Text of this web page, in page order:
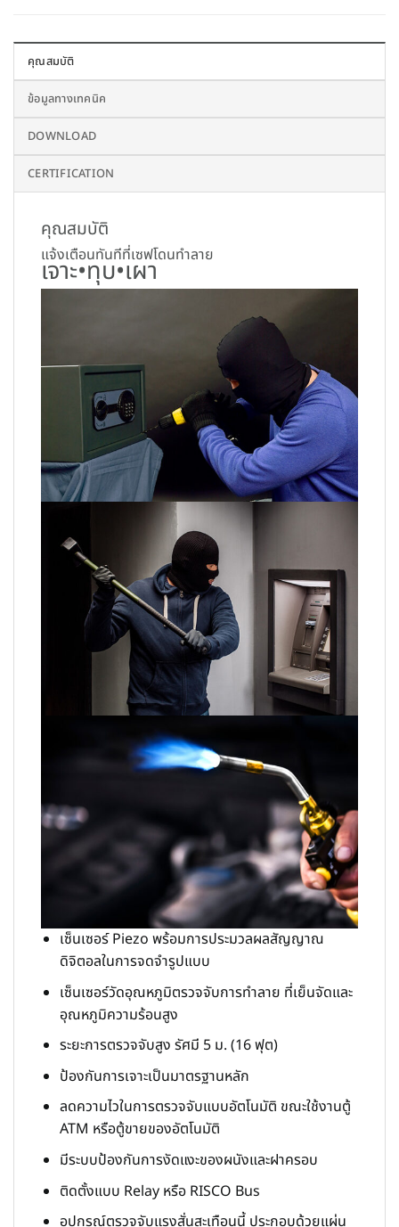
คุณสมบัติ
ข้อมูลทางเทคนิค
DOWNLOAD
CERTIFICATION
คุณสมบัติ
แจ้งเตือนทันทีที่เซฟโดนทำลาย
เจาะ•ทุบ•เผา
เซ็นเซอร์ Piezo พร้อมการประมวลผลสัญญาณ
ดิจิตอลในการจดจำรูปแบบ
เซ็นเซอร์วัดอุณหภูมิตรวจจับการทำลาย ที่เย็นจัดและ
อุณหภูมิความร้อนสูง
ระยะการตรวจจับสูง รัศมี 5 ม. (16 ฟุต)
ป้องกันการเจาะเป็นมาตรฐานหลัก
ลดความไวในการตรวจจับแบบอัตโนมัติ ขณะใช้งานตู้
ATM หรือตู้ขายของอัตโนมัติ
มีระบบป้องกันการงัดแงะของผนังและฝาครอบ
ติดตั้งแบบ Relay หรือ RISCO Bus
อุปกรณ์ตรวจจับแรงสั่นสะเทือนนี้ ประกอบด้วยแผ่น